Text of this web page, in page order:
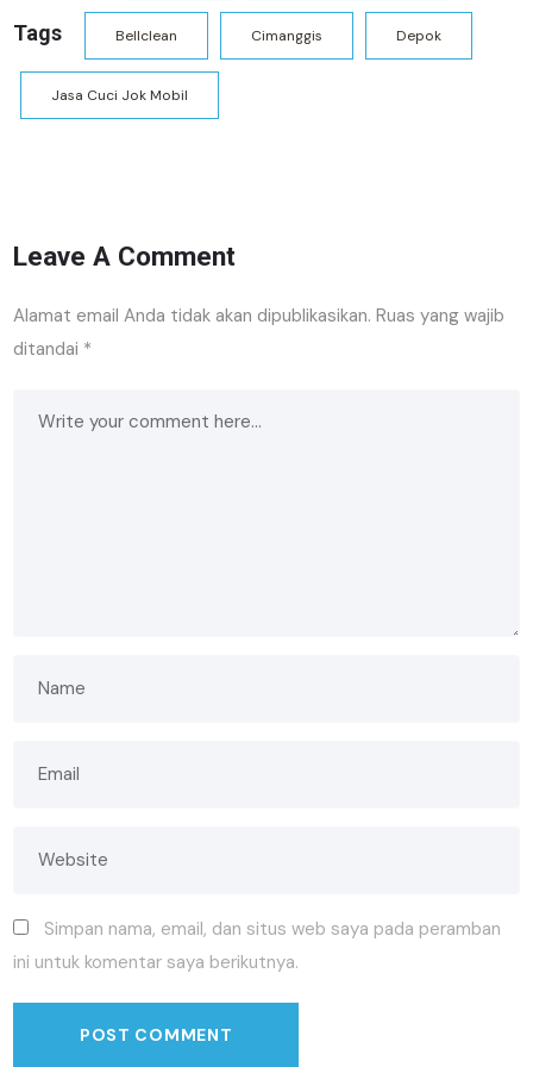
Tags Bellclean Cimanggis Depok
Jasa Cuci Jok Mobil
Leave A Comment
Alamat email Anda tidak akan dipublikasikan. Ruas yang wajib
ditandai *
Simpan nama, email, dan situs web saya pada peramban
ini untuk komentar saya berikutnya.